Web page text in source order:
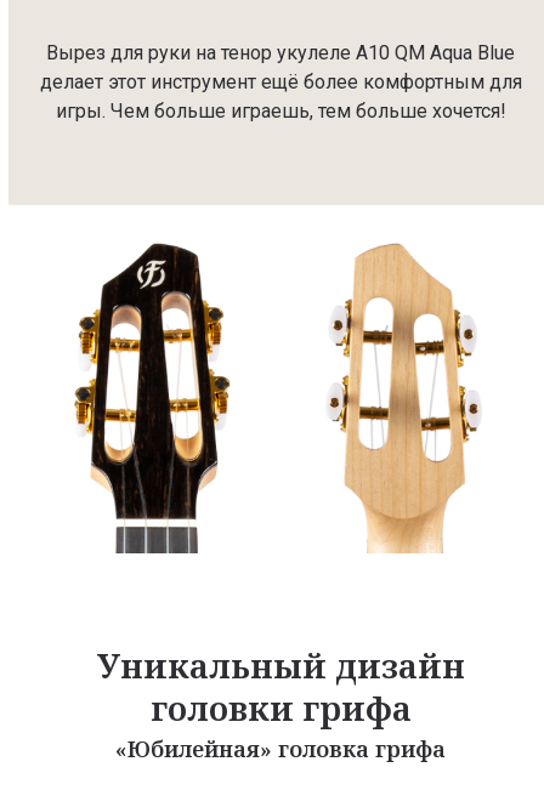
Вырез для руки на тенор укулеле A10 QM Aqua Blue
делает этот инструмент ещё более комфортным для
игры. Чем больше играешь, тем больше хочется!
Уникальный дизайн
головки грифа
«Юбилейная» головка грифа